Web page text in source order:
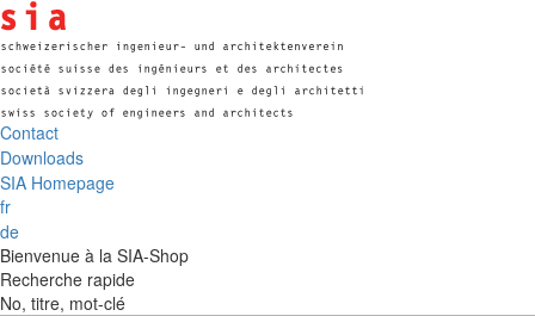
Contact
Downloads
SIA Homepage
fr
de
Bienvenue à la SIA-Shop
Recherche rapide
No, titre, mot-clé